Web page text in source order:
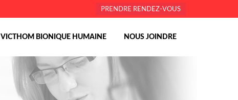
PRENDRE RENDEZ-VOUS
VICTHOM BIONIQUE HUMAINE NOUS JOINDRE